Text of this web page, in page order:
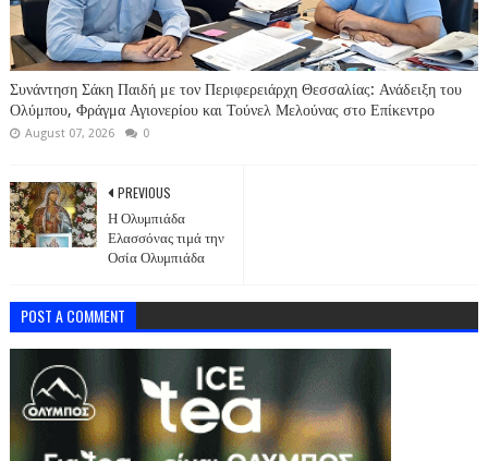
Συνάντηση Σάκη Παιδή με τον Περιφερειάρχη Θεσσαλίας: Ανάδειξη του
Ολύμπου, Φράγμα Αγιονερίου και Τούνελ Μελούνας στο Επίκεντρο
August 07, 2026 0
PREVIOUS
Η Ολυμπιάδα
Ελασσόνας τιμά την
Οσία Ολυμπιάδα
POST A COMMENT